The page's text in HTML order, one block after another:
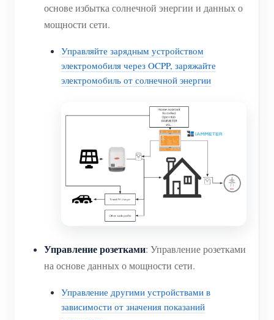
основе избытка солнечной энергии и данных о
мощности сети.
Управляйте зарядным устройством
электромобиля через OCPP, заряжайте
электромобиль от солнечной энергии
Управление розетками: Управление розетками
на основе данных о мощности сети.
Управление другими устройствами в
зависимости от значения показаний